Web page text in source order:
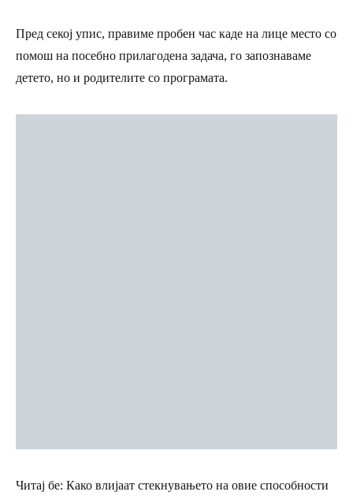
Пред секој упис, правиме пробен час каде на лице место со
помош на посебно прилагодена задача, го запознаваме
детето, но и родителите со програмата.
Читај бе: Како влијаат стекнувањето на овие способности